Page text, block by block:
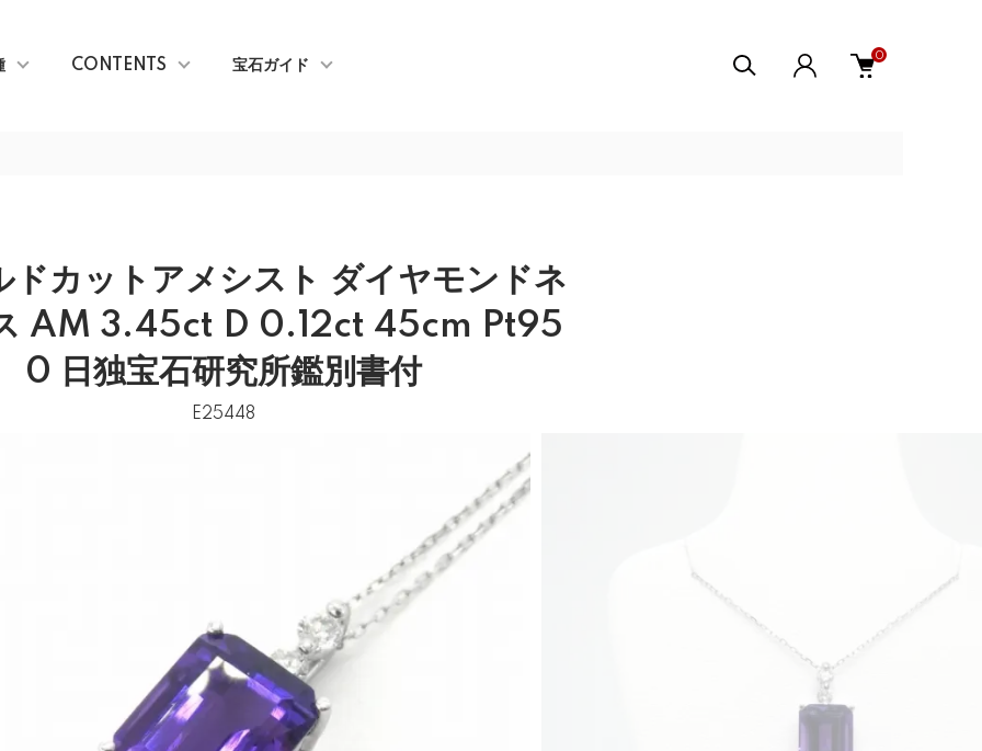
CONTENTS 宝石ガイド
0
ドカットアメシスト ダイヤモンドネ
AM 3.45ct D 0.12ct 45cm Pt95
0 日独宝石研究所鑑別書付
E25448